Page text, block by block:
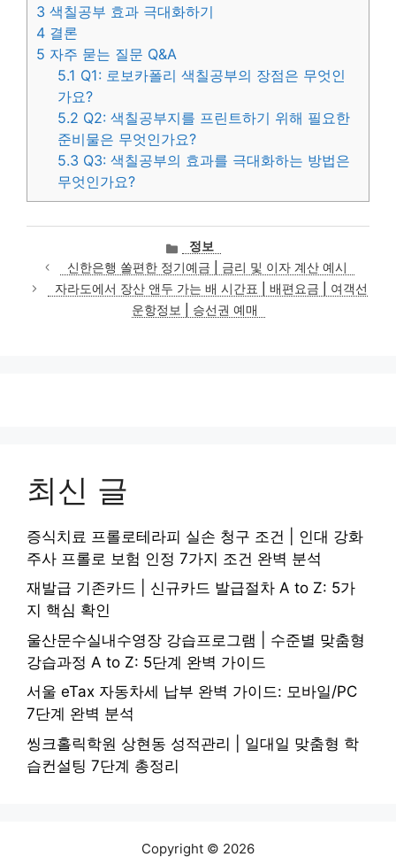
3 색칠공부 효과 극대화하기
4 결론
5 자주 묻는 질문 Q&A
5.1 Q1: 로보카폴리 색칠공부의 장점은 무엇인
가요?
5.2 Q2: 색칠공부지를 프린트하기 위해 필요한
준비물은 무엇인가요?
5.3 Q3: 색칠공부의 효과를 극대화하는 방법은
무엇인가요?
카
테
고
리
정보
신한은행 쏠편한 정기예금 | 금리 및 이자 계산 예시
자라도에서 장산 앤두 가는 배 시간표 | 배편요금 | 여객선
운항정보 | 승선권 예매
최신 글
증식치료 프롤로테라피 실손 청구 조건 | 인대 강화
주사 프롤로 보험 인정 7가지 조건 완벽 분석
재발급 기존카드 | 신규카드 발급절차 A to Z: 5가
지 핵심 확인
울산문수실내수영장 강습프로그램 | 수준별 맞춤형
강습과정 A to Z: 5단계 완벽 가이드
서울 eTax 자동차세 납부 완벽 가이드: 모바일/PC
7단계 완벽 분석
씽크홀릭학원 상현동 성적관리 | 일대일 맞춤형 학
습컨설팅 7단계 총정리
Copyright © 2026